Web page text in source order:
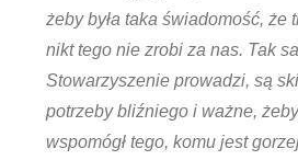
żeby była taka świadomość, że
nikt tego nie zrobi za nas. Tak
Stowarzyszenie prowadzi, są
potrzeby bliźniego i ważne,
wspomógł tego, komu jest